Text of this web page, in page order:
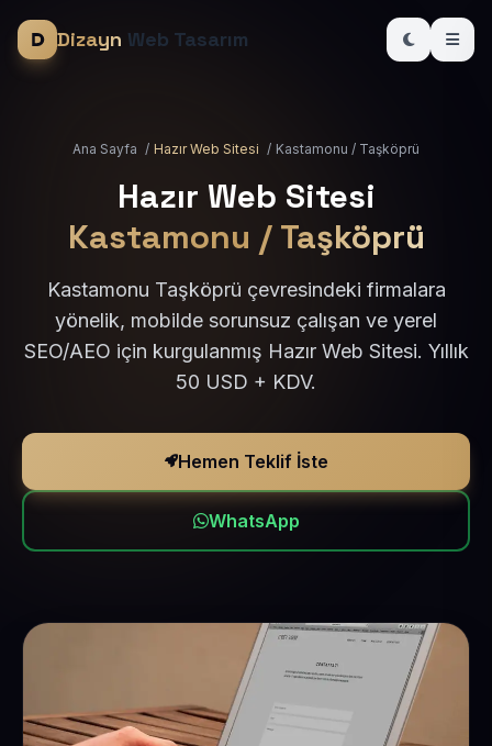
Dizayn Web Tasarım
Ana Sayfa / Hazır Web Sitesi / Kastamonu / Taşköprü
Hazır Web Sitesi
Kastamonu / Taşköprü
Kastamonu Taşköprü çevresindeki firmalara
yönelik, mobilde sorunsuz çalışan ve yerel
SEO/AEO için kurgulanmış Hazır Web Sitesi. Yıllık
50 USD + KDV.
Hemen Teklif İste
WhatsApp